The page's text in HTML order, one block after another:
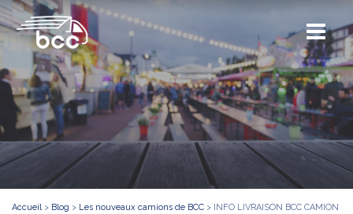
Accueil> Blog > Les nouveaux camions de BCC > INFO LIVRAISON BCC CAMION